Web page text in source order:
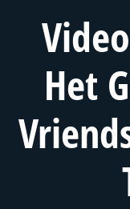
Het